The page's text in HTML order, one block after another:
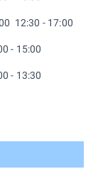
12:30 - 17:00
- 15:00
- 13:30